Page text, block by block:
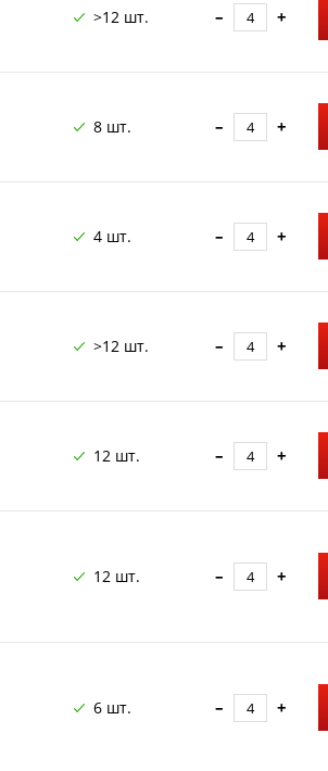
>12 шт. – +
8 шт. – +
4 шт. – +
>12 шт. – +
12 шт. – +
12 шт. – +
6 шт. – +